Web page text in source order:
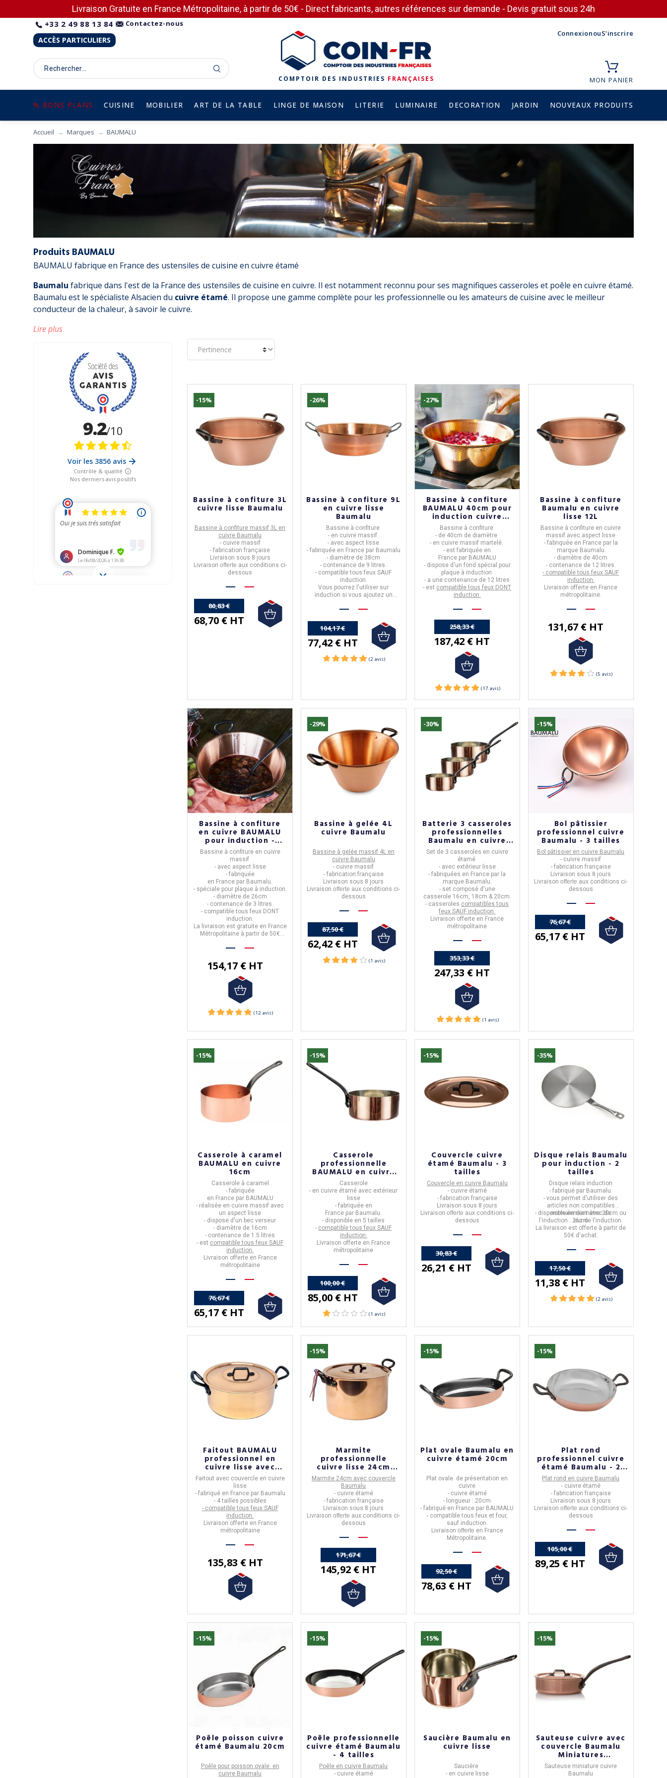
Livraison Gratuite en France Métropolitaine, à partir de 50€ - Direct fabricants, autres références sur demande - Devis gratuit sous 24h
+33 2 49 88 13 84 Contactez-nous
ACCÈS PARTICULIERS
ConnexionouS'inscrire
COMPTOIR DES INDUSTRIES FRANÇAISES MON PANIER
% BONS PLANS CUISINE MOBILIER ART DE LA TABLE LINGE DE MAISON LITERIE LUMINAIRE DECORATION JARDIN NOUVEAUX PRODUITS
Accueil Marques BAUMALU
Produits BAUMALU
BAUMALU fabrique en France des ustensiles de cuisine en cuivre étamé
Baumalu fabrique dans l'est de la France des ustensiles de cuisine en cuivre. Il est notamment reconnu pour ses magnifiques casseroles et poêle en cuivre étamé.
Baumalu est le spécialiste Alsacien du cuivre étamé. Il propose une gamme complète pour les professionnelle ou les amateurs de cuisine avec le meilleur
conducteur de la chaleur, à savoir le cuivre.
Lire plus
-15%
Bassine à confiture 3L
cuivre lisse Baumalu
Bassine à confiture massif 3L en
cuivre Baumalu
- cuivre massif
- fabrication française
Livraison sous 8 jours
Livraison offerte aux conditions ci-
dessous
80,83 €
68,70 € HT
-26%
Bassine à confiture 9L
en cuivre lisse
Baumalu
Bassine à confiture
- en cuivre massif
- avec aspect lisse
- fabriquée en France par Baumalu
- diamètre de 38cm
- contenance de 9 litres.
- compatible tous feux SAUF
induction.
Vous pourrez l'utiliser sur
induction si vous ajoutez un
104,17 €
77,42 € HT
-27%
Bassine à confiture
BAUMALU 40cm pour
induction cuivre
martelé
Bassine à confiture
- de 40cm de diamètre
- en cuivre massif martelé.
- estfabriquée en
France par BAUMALU
- dispose d'un fond spécial pour
plaque à induction
- a une contenance de 12 litres
- est compatible tous feux DONT
induction.
258,33 €
187,42 € HT
Bassine à confiture
Baumalu en cuivre
lisse 12L
Bassine à confiture en cuivre
massif avec aspect lisse
- fabriquée en Francepar la
marque Baumalu
- diamètre de 40cm
- contenance de 12 litres.
- compatible tous feux SAUF
induction.
Livraison offerte en France
métropolitaine.
131,67 € HT
Bassine à confiture
en cuivre BAUMALU
pour induction -
26cm
Bassine à confiture en cuivre
massif
- avec aspect lisse
- fabriquée
en France par Baumalu.
- spéciale pour plaque à induction.
- diamètre de 26cm
- contenance de3 litres.
- compatible tous feux DONT
induction.
La livraison est gratuite en France
Métropolitaine à partir de 50€
154,17 € HT
(12 avis)
-29%
Bassine à gelée 4L
cuivre Baumalu
Bassine à gelée massif 4L en
cuivre Baumalu
- cuivre massif
- fabrication française
Livraison sous 8 jours
Livraisonofferte aux conditions ci-
dessous
87,50 €
62,42 € HT
-30%
Batterie 3 casseroles
professionnelles
Baumalu en cuivre
étamé
Set de 3 casseroles en cuivre
étamé
- avec extérieur lisse
- fabriquées en France par la
marque Baumalu.
- set composé d'une
casserole 16cm, 18cm & 20cm.
- casseroles compatibles tous
feux SAUF induction.
Livraison offerte en France
métropolitaine
353,33 €
247,33 € HT
-15%
Bol pâtissier
professionnel cuivre
Baumalu - 3 tailles
Bol pâtissier en cuivre Baumalu
- cuivre massif
- fabrication française
Livraison sous 8 jours
Livraisonofferte aux conditions ci-
dessous
76,67 €
65,17 € HT
-15%
Casserole à caramel
BAUMALU en cuivre
16cm
Casserole à caramel
- fabriquée
en France par BAUMALU
- réalisée en cuivre massif avec
un aspect lisse
- dispose d'un bec verseur
- diamètre de 16cm
- contenance de 1.5 litres
- est compatible tous feux SAUF
induction.
Livraison offerte en France
métropolitaine
76,67 €
65,17 € HT
-15%
Casserole
professionnelle
BAUMALU en cuivre
étamé - 5 tailles
Casserole
- en cuivre étamé avec extérieur
lisse
- fabriquée en
France par Baumalu.
- disponible en 5 tailles
- compatible tous feux SAUF
induction.
Livraison offerte en France
métropolitaine
100,00 €
85,00 € HT
-15%
Couvercle cuivre
étamé Baumalu - 3
tailles
Couvercle en cuivre Baumalu
- cuivre étamé
- fabrication française
Livraison sous 8 jours
Livraisonofferte aux conditions ci-
dessous
30,83 €
26,21 € HT
-35%
Disque relais Baumalu
pour induction - 2
tailles
Disque relais induction
- fabriqué par Baumalu.
- vous permet d'utiliser des
articles non compatibles
normalement avec de
l'induction... sur de l'induction.
- disponible endiamètre 20cm ou
26cm.
La livraison est offerte à partir de
50€ d'achat.
17,50 €
11,38 € HT
Faitout BAUMALU
professionnel en
cuivre lisse avec
couvercle - 4 tailles
Faitout avec couvercle en cuivre
lisse
- fabriqué en France par Baumalu
- 4 tailles possibles
- compatible tous feux SAUF
induction.
Livraison offerte en France
métropolitaine
135,83 € HT
-15%
Marmite
professionnelle
cuivre lisse 24cm
avec couvercle
Baumalu
Marmite 24cm avec couvercle
Baumalu
- cuivre étamé
- fabrication française
Livraison sous 8 jours
Livraisonofferte aux conditions ci-
dessous
171,67 €
145,92 € HT
-15%
Plat ovale Baumalu en
cuivre étamé 20cm
Plat ovale de présentation en
cuivre
- cuivre étamé
- longueur : 20cm
- fabriqué en France par BAUMALU
- compatible tous feux et four,
sauf induction.
Livraison offerte en France
Métropolitaine.
92,50 €
78,63 € HT
-15%
Plat rond
professionnel cuivre
étamé Baumalu - 2
tailles
Plat rond en cuivre Baumalu
- cuivre étamé
- fabrication française
Livraison sous 8 jours
Livraisonofferte aux conditions ci-
dessous
105,00 €
89,25 € HT
-15%
Poêle poisson cuivre
étamé Baumalu 20cm
Poêle pour poisson ovale en
cuivre Baumalu
-15%
Poêle professionnelle
cuivre étamé Baumalu
- 4 tailles
Poêle en cuivre Baumalu
- cuivre étamé
-15%
Saucière Baumalu en
cuivre lisse
Saucière
- en cuivre lisse
-15%
Sauteuse cuivre avec
couvercle Baumalu
Miniatures
présentation
Sauteuse miniature cuivre
Baumalu